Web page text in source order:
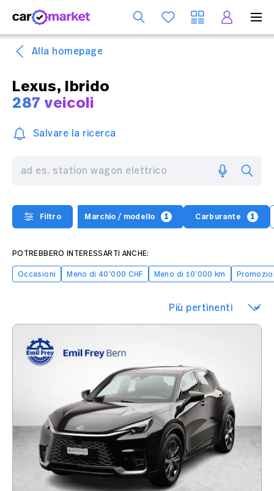
Alla homepage
Lexus, Ibrido
287 veicoli
Salvare la ricerca
Filtro Marchio / modello 1 Carburante 1
POTREBBERO INTERESSARTI ANCHE:
Occasioni Meno di 40’000 CHF Meno di 10’000 km